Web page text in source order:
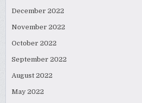
December 2022
November 2022
October 2022
September 2022
August 2022
May 2022